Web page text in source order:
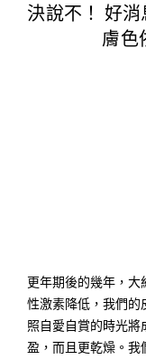
決說不！ 好消
膚色
更年期後的幾年，
性激素降低，我們的
照自愛自賞的時光將
盈，而且更乾燥。我